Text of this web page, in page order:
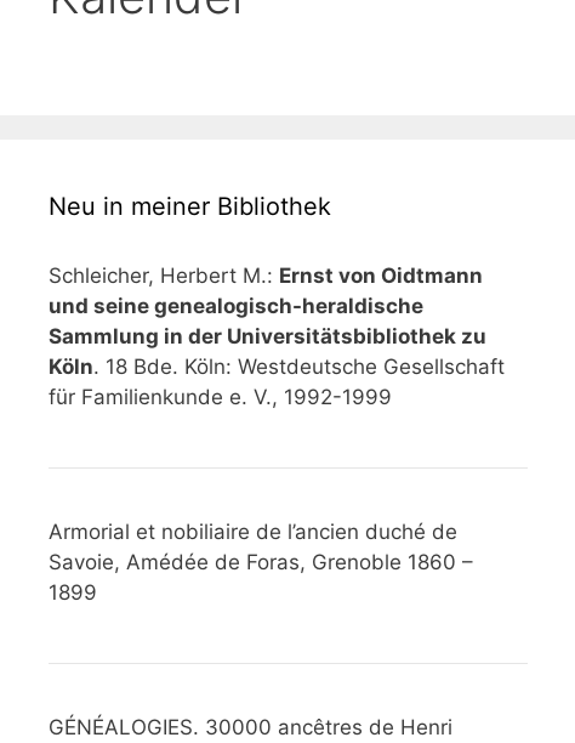
Neu in meiner Bibliothek
Schleicher, Herbert M.: Ernst von Oidtmann
und seine genealogisch-heraldische
Sammlung in der Universitätsbibliothek zu
Köln. 18 Bde. Köln: Westdeutsche Gesellschaft
für Familienkunde e. V., 1992-1999
Armorial et nobiliaire de l’ancien duché de
Savoie, Amédée de Foras, Grenoble 1860 –
1899
GÉNÉALOGIES. 30000 ancêtres de Henri